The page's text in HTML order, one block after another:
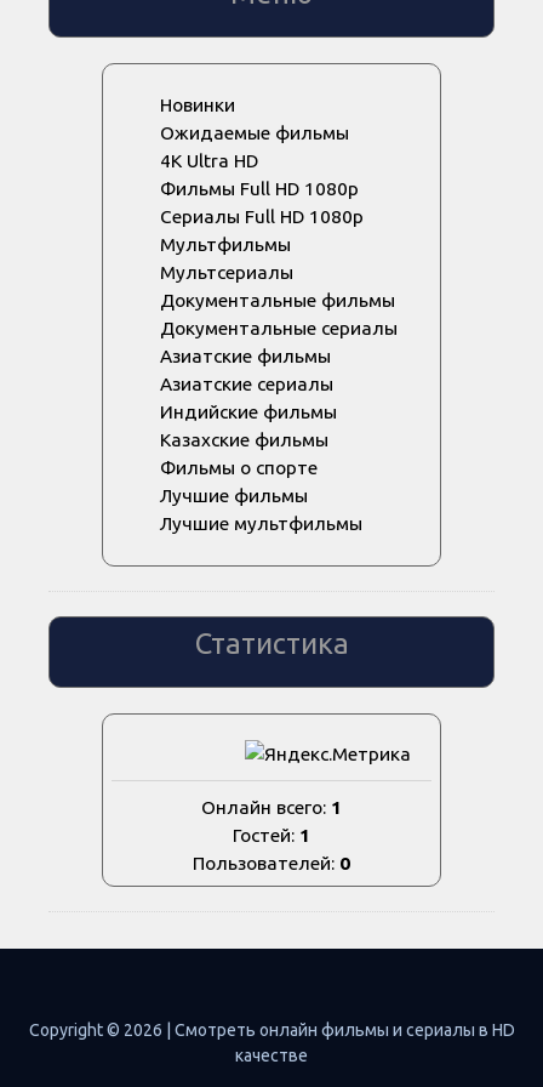
Новинки
Ожидаемые фильмы
4K Ultra HD
Фильмы Full HD 1080p
Сериалы Full HD 1080p
Мультфильмы
Мультсериалы
Документальные фильмы
Документальные сериалы
Азиатские фильмы
Азиатские сериалы
Индийские фильмы
Казахские фильмы
Фильмы о спорте
Лучшие фильмы
Лучшие мультфильмы
Статистика
Онлайн всего: 1
Гостей: 1
Пользователей: 0
Copyright © 2026 | Смотреть онлайн фильмы и сериалы в HD
качестве